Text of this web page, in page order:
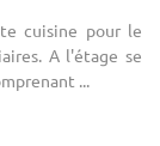
cuisine pour le
A l'étage se
...